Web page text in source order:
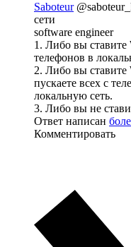
Saboteur
сети
software engineer
1. Либо вы ставите
телефонов в
2. Либо вы
пускаете всех с
локальную сеть.
3. Либо вы не
Ответ написан
Комментировать